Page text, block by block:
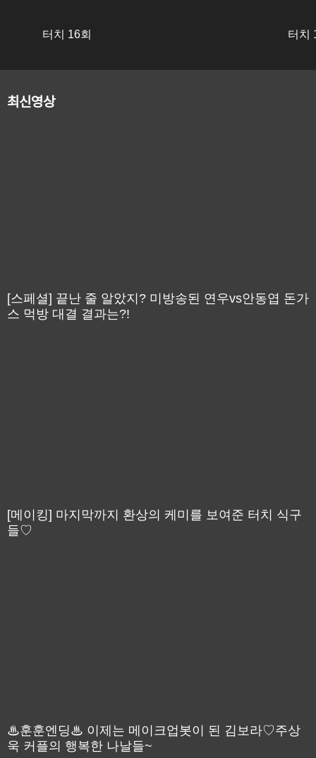
터치 16회 터치
최신영상
[스페셜] 끝난 줄 알았지? 미방송된 연우vs안동엽 돈가
스 먹방 대결 결과는?!
[메이킹] 마지막까지 환상의 케미를 보여준 터치 식구
들♡
♨훈훈엔딩♨ 이제는 메이크업봇이 된 김보라♡주상
욱 커플의 행복한 나날들~